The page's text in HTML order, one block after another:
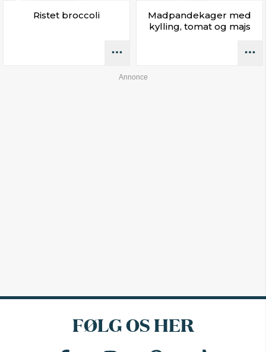
Ristet broccoli
Madpandekager med
kylling, tomat og majs
FØLG OS HER